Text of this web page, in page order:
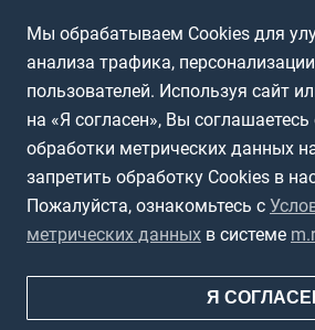
Интерактивный
Полная версия
Мы обрабатываем Cookies для
анализа трафика,
пользователей. Используя сайт
на «Я согласен», Вы
обработки метрических данных
запретить обработку Cookies в
Пожалуйста, ознакомьтесь с
метрических данных в системе
Я